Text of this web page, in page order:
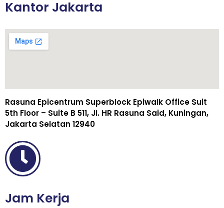
Kantor Jakarta
Rasuna Epicentrum Superblock Epiwalk Office Suit
5th Floor – Suite B 511, Jl. HR Rasuna Said, Kuningan,
Jakarta Selatan 12940
Jam Kerja